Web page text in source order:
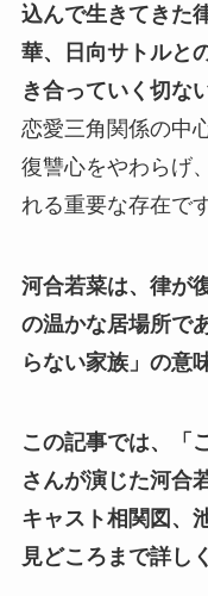
込んで生きてきた
華、日向サトルと
き合っていく切な
恋愛三角関係の中
復讐心をやわらげ
れる重要な存在です
河合若菜は、律が
の温かな居場所で
らない家族」の意
この記事では、「
さんが演じた河合
キャスト相関図、
見どころまで詳し